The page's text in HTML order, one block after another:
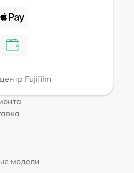
Fujifilm
модели